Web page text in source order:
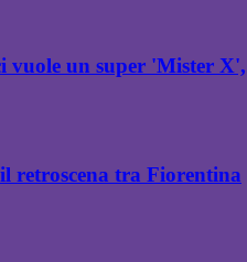
vuole un super 'Mister X',
retroscena tra Fiorentina